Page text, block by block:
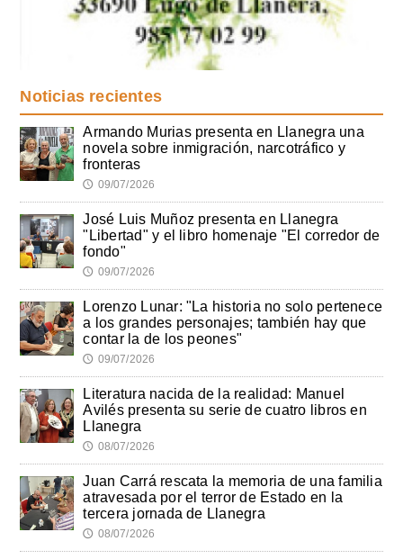
Noticias recientes
Armando Murias presenta en Llanegra una
novela sobre inmigración, narcotráfico y
fronteras
🕔 09/07/2026
José Luis Muñoz presenta en Llanegra
"Libertad" y el libro homenaje "El corredor de
fondo"
🕔 09/07/2026
Lorenzo Lunar: "La historia no solo pertenece
a los grandes personajes; también hay que
contar la de los peones"
🕔 09/07/2026
Literatura nacida de la realidad: Manuel
Avilés presenta su serie de cuatro libros en
Llanegra
🕔 08/07/2026
Juan Carrá rescata la memoria de una familia
atravesada por el terror de Estado en la
tercera jornada de Llanegra
🕔 08/07/2026